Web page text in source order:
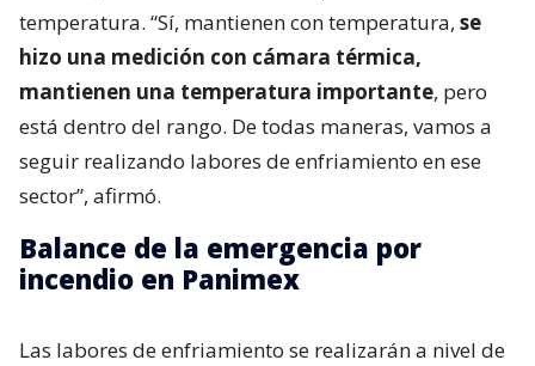
temperatura. “Sí, mantienen con temperatura, se
hizo una medición con cámara térmica,
mantienen una temperatura importante, pero
está dentro del rango. De todas maneras, vamos a
seguir realizando labores de enfriamiento en ese
sector”, afirmó.
Balance de la emergencia por
incendio en Panimex
Las labores de enfriamiento se realizarán a nivel de